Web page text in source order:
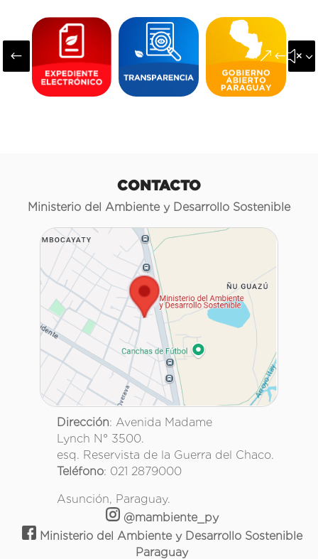
#
CONTACTO
Ministerio del Ambiente y Desarrollo Sostenible
Dirección: Avenida Madame
Lynch N° 3500.
esq. Reservista de la Guerra del Chaco.
Teléfono: 021 2879000
Asunción, Paraguay.
@mambiente_py
Ministerio del Ambiente y Desarrollo Sostenible
Paraguay